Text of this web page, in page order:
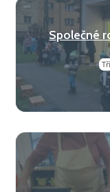
Společné